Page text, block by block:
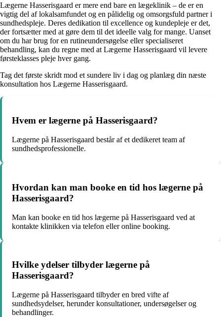
Lægerne Hasserisgaard er mere end bare en lægeklinik – de er en
vigtig del af lokalsamfundet og en pålidelig og omsorgsfuld partner i
sundhedspleje. Deres dedikation til excellence og kundepleje er det,
der fortsætter med at gøre dem til det ideelle valg for mange. Uanset
om du har brug for en rutineundersøgelse eller specialiseret
behandling, kan du regne med at Lægerne Hasserisgaard vil levere
førsteklasses pleje hver gang.
Tag det første skridt mod et sundere liv i dag og planlæg din næste
konsultation hos Lægerne Hasserisgaard.
Hvem er lægerne på Hasserisgaard?
Lægerne på Hasserisgaard består af et dedikeret team af
sundhedsprofessionelle.
Hvordan kan man booke en tid hos lægerne på
Hasserisgaard?
Man kan booke en tid hos lægerne på Hasserisgaard ved at
kontakte klinikken via telefon eller online booking.
Hvilke ydelser tilbyder lægerne på
Hasserisgaard?
Lægerne på Hasserisgaard tilbyder en bred vifte af
sundhedsydelser, herunder konsultationer, undersøgelser og
behandlinger.